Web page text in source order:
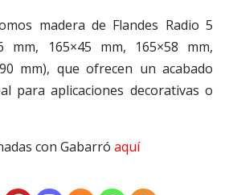
madera de Flandes Radio 5
mm, 165×45 mm, 165×58 mm,
mm), que ofrecen un acabado
para aplicaciones decorativas o
con Gabarró aquí